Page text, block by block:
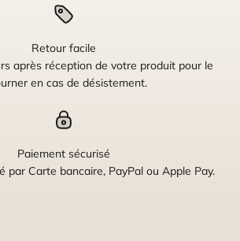
Retour facile
après réception de votre produit pour le
en cas de désistement.
Paiement sécurisé
par Carte bancaire, PayPal ou Apple Pay.